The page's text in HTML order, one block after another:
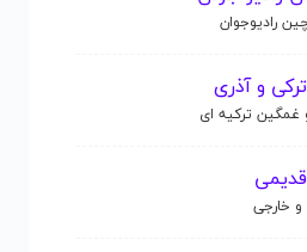
رادیوجوان
و آذری
ترکیه ای
خارجی